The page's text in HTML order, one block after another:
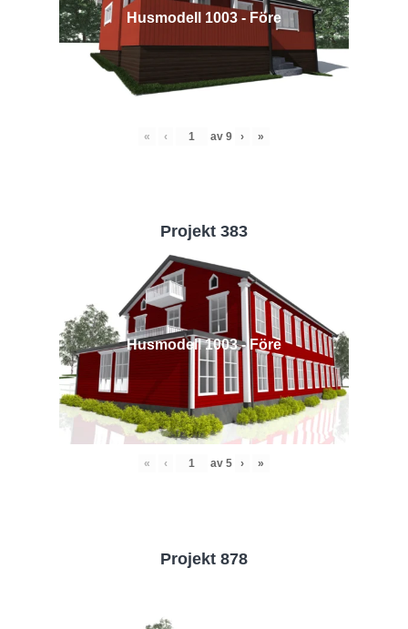
Husmodell 1003 - Före
« ‹ av 9 › »
Projekt 383
Husmodell 1003 - Före
« ‹ av 5 › »
Projekt 878